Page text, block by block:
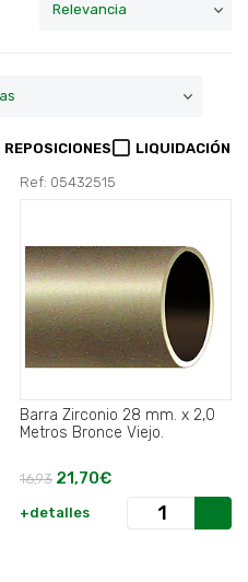
REPOSICIONES LIQUIDACIÓN
Ref: 05432515
Barra Zirconio 28 mm. x 2,0
Metros Bronce Viejo.
16,93 21,70€
+detalles